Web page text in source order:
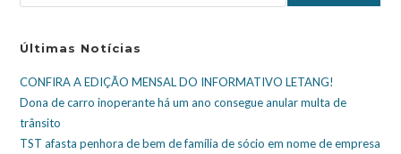
Últimas Notícias
CONFIRA A EDIÇÃO MENSAL DO INFORMATIVO LETANG!
Dona de carro inoperante há um ano consegue anular multa de
trânsito
TST afasta penhora de bem de família de sócio em nome de empresa